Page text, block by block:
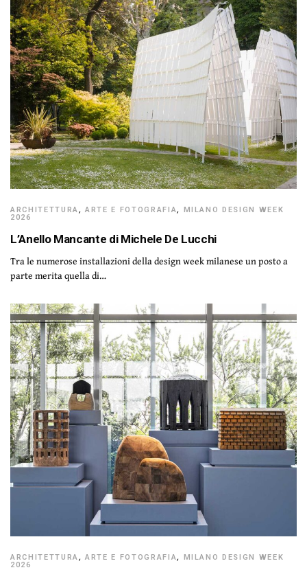
ARCHITETTURA,ARTE E FOTOGRAFIA, MILANO DESIGN WEEK
2026
L’Anello Mancante di Michele De Lucchi
Tra le numerose installazioni della design week milanese un posto a
parte merita quella di…
ARCHITETTURA,ARTE E FOTOGRAFIA, MILANO DESIGN WEEK
2026